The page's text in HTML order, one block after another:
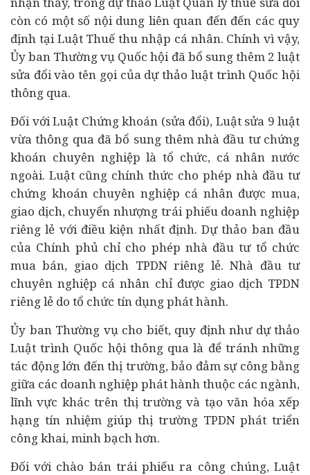
còn có một số nội dung liên quan đến đến các quy
định tại Luật Thuế thu nhập cá nhân. Chính vì vậy,
Ủy ban Thường vụ Quốc hội đã bổ sung thêm 2 luật
sửa đổi vào tên gọi của dự thảo luật trình Quốc hội
thông qua.
Đối với Luật Chứng khoán (sửa đổi), Luật sửa 9 luật
vừa thông qua đã bổ sung thêm nhà đầu tưchứng
khoán chuyên nghiệp là tổ chức, cá nhân nước
ngoài. Luật cũng chính thức cho phép nhà đầu tư
chứng khoán chuyên nghiệp cá nhân được mua,
giao dịch, chuyển nhượng trái phiếu doanh nghiệp
riêng lẻ với điều kiện nhất định. Dự thảo ban đầu
của Chính phủ chỉ cho phép nhà đầu tư tổ chức
mua bán, giao dịch TPDN riêng lẻ. Nhà đầu tư
chuyên nghiệp cá nhân chỉ được giao dịch TPDN
riêng lẻ do tổ chức tín dụng phát hành.
Ủy ban Thường vụ cho biết, quy định như dự thảo
Luật trình Quốc hội thông qua là để tránh những
tác động lớn đến thị trường, bảo đảm sự công bằng
giữa các doanh nghiệp phát hành thuộc các ngành,
lĩnh vực khác trên thị trường và tạo văn hóa xếp
hạng tín nhiệm giúp thị trường TPDN phát triển
công khai, minh bạch hơn.
Đối với chào bán trái phiếu ra công chúng, Luật